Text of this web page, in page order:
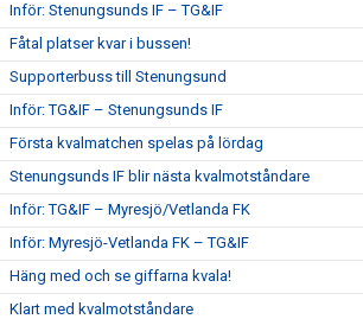
Inför: Stenungsunds IF – TG&IF
Fåtal platser kvar i bussen!
Supporterbuss till Stenungsund
Inför: TG&IF – Stenungsunds IF
Första kvalmatchen spelas på lördag
Stenungsunds IF blir nästa kvalmotståndare
Inför: TG&IF – Myresjö/Vetlanda FK
Inför: Myresjö-Vetlanda FK – TG&IF
Häng med och se giffarna kvala!
Klart med kvalmotståndare